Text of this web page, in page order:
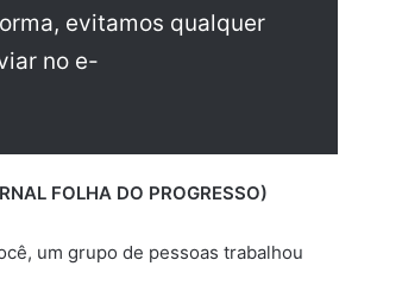
evitamos qualquer
no e-
FOLHA DO PROGRESSO)
um grupo de pessoas trabalhou